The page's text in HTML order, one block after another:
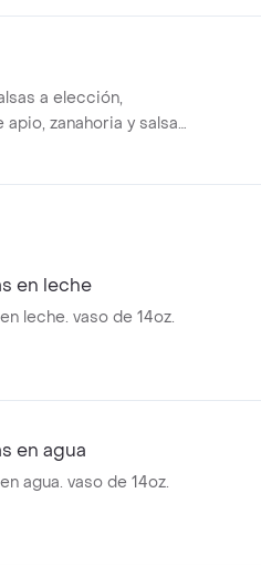
a elección,
zanahoria y salsa
en leche
leche. vaso de 14oz.
en agua
agua. vaso de 14oz.